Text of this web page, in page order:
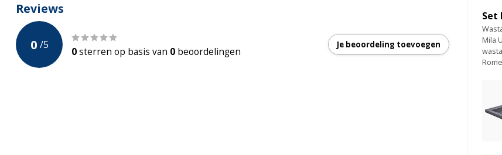
Met waste
Met kraan
Incl. sifon
Reviews
0 /5
0sterren op basis van 0 beoordelingen
Je beoordeling toevoegen
Set
Mila